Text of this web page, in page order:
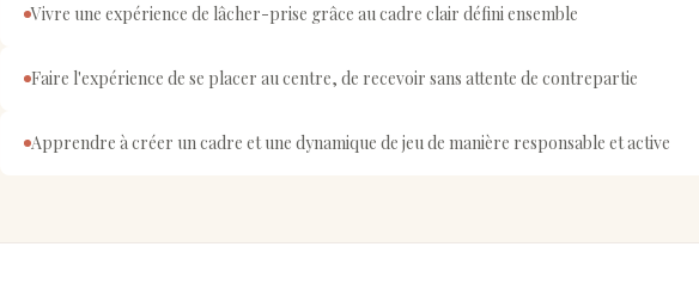
Vivre une expérience de lâcher-prise grâce au cadre clair défini ensemble
Faire l'expérience de se placer au centre, de recevoir sans attente de contrepartie
Apprendre à créer un cadre et une dynamique de jeu de manière responsable et active